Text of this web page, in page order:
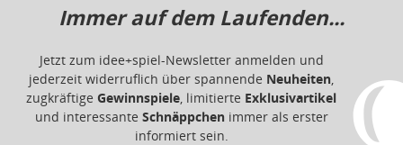
Immer auf dem Laufenden...
Jetzt zum idee+spiel-Newsletter anmelden und
jederzeit widerruflich über spannende Neuheiten,
zugkräftige Gewinnspiele, limitierte Exklusivartikel
und interessante Schnäppchenimmer als erster
informiert sein.